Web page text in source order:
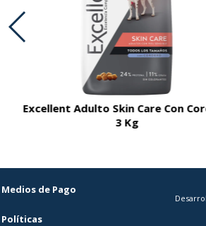
Excellent Adulto Skin Care Con
3 Kg
Medios de Pago
Políticas